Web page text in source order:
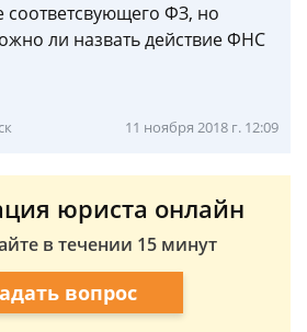
соответсвующего ФЗ, но
ли назвать действие ФНС
11 ноября 2018 г. 12:09
юриста онлайн
в течении 15 минут
вопрос